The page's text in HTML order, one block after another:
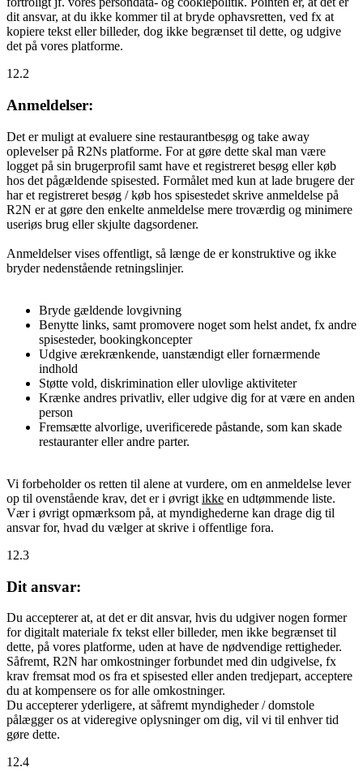
dit ansvar, at du ikke kommer til at bryde ophavsretten, ved fx at
kopiere tekst eller billeder, dog ikke begrænset til dette, og udgive
det på vores platforme.
12.2
Anmeldelser:
Det er muligt at evaluere sine restaurantbesøg og take away
oplevelser på R2Ns platforme. For at gøre dette skal man være
logget på sin brugerprofil samt have et registreret besøg eller køb
hos det pågældende spisested. Formålet med kun at lade brugere der
har et registreret besøg / køb hos spisestedet skrive anmeldelse på
R2N er at gøre den enkelte anmeldelse mere troværdig og minimere
useriøs brug eller skjulte dagsordener.
Anmeldelser vises offentligt, så længe de er konstruktive og ikke
bryder nedenstående retningslinjer.
Bryde gældende lovgivning
Benytte links, samt promovere noget som helst andet, fx andre
spisesteder, bookingkoncepter
Udgive ærekrænkende, uanstændigt eller fornærmende
indhold
Støtte vold, diskrimination eller ulovlige aktiviteter
Krænke andres privatliv, eller udgive dig for at være en anden
person
Fremsætte alvorlige, uverificerede påstande, som kan skade
restauranter eller andre parter.
Vi forbeholder os retten til alene at vurdere, om en anmeldelse lever
op til ovenstående krav, det er i øvrigt ikke en udtømmende liste.
Vær i øvrigt opmærksom på, at myndighederne kan drage dig til
ansvar for, hvad du vælger at skrive i offentlige fora.
12.3
Dit ansvar:
Du accepterer at, at det er dit ansvar, hvis du udgiver nogen former
for digitalt materiale fx tekst eller billeder, men ikke begrænset til
dette, på vores platforme, uden at have de nødvendige rettigheder.
Såfremt, R2N har omkostninger forbundet med din udgivelse, fx
krav fremsat mod os fra et spisested eller anden tredjepart, acceptere
du at kompensere os for alle omkostninger.
Du accepterer yderligere, at såfremt myndigheder / domstole
pålægger os at videregive oplysninger om dig, vil vi til enhver tid
gøre dette.
12.4